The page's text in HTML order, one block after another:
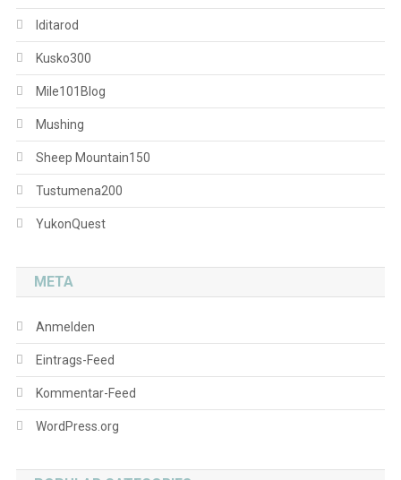
Iditarod
Kusko300
Mile101Blog
Mushing
Sheep Mountain150
Tustumena200
YukonQuest
META
Anmelden
Eintrags-Feed
Kommentar-Feed
WordPress.org